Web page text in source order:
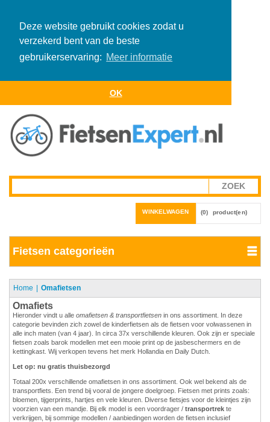
Deze website gebruikt cookies zodat u
verzekerd bent van de beste
gebruikerservaring: Meer informatie
OK
WINKELWAGEN (0) product(en)
Fietsen categorieën
Home Omafietsen
Omafiets
Hieronder vindt u alle omafietsen & transportfietsen in ons assortiment. In deze
categorie bevinden zich zowel de kinderfietsen als de fietsen voor volwassenen in
alle inch maten (van 4 jaar). In circa 37x verschillende kleuren. Ook zijn er speciale
fietsen zoals barok modellen met een mooie print op de jasbeschermers en de
kettingkast. Wij verkopen tevens het merk Hollandia en Daily Dutch.
Let op: nu gratis thuisbezorgd
Totaal 200x verschillende omafietsen in ons assortiment. Ook wel bekend als de
transportfiets. Een trend bij vooral de jongere doelgroep. Fietsen met prints zoals:
bloemen, tijgerprints, hartjes en vele kleuren. Diverse fietsjes voor de kleintjes zijn
voorzien van een mandje. Bij elk model is een voordrager / transportrek te
verkrijgen, bij sommige modellen / aanbiedingen worden de fietsen inclusief